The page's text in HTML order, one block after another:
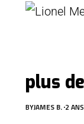
plus
BYJAMES B. 2